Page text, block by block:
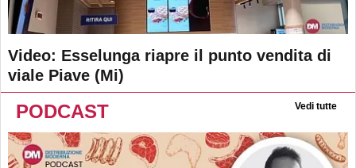
Video: Esselunga riapre il punto vendita di
viale Piave (Mi)
PODCAST Vedi tutte